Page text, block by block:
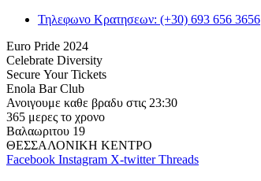
Τηλεφωνο Κρατησεων: (+30) 693 656 3656
Euro Pride 2024
Celebrate Diversity
Secure Your Tickets
Enola Bar Club
Ανοιγουμε καθε βραδυ στις 23:30
365 μερες το χρονο
Βαλαωριτου 19
ΘΕΣΣΑΛΟΝΙΚΗ ΚΕΝΤΡΟ
Facebook Instagram X-twitter Threads